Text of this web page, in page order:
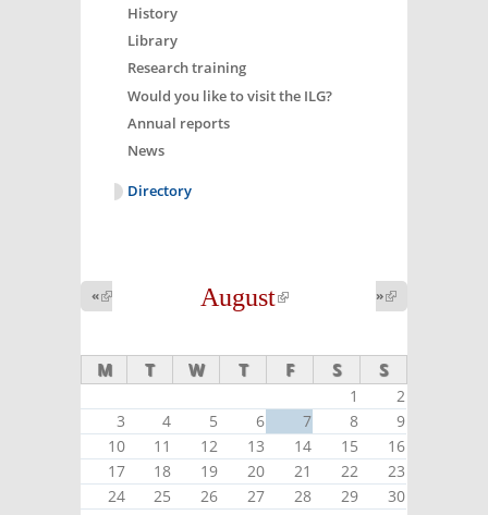
History
Library
Research training
Would you like to visit the ILG?
Annual reports
News
Directory
August
(link is
«
external)
»
external)
M T W T F S S
1
2
3
4 5 6 7 8
9
10
11 12 13 14 15
16
17
18 19 20 21 22
23
24
25 26 27 28 29
30